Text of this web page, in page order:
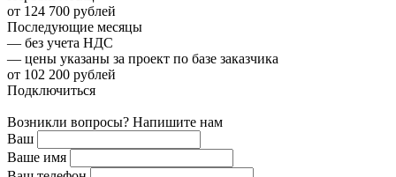
от 124 700 рублей
Последующие месяцы
— без учета НДС
— цены указаны за проект по базе заказчика
от 102 200 рублей
Подключиться
Возникли вопросы? Напишите нам
Ваш
Ваше имя